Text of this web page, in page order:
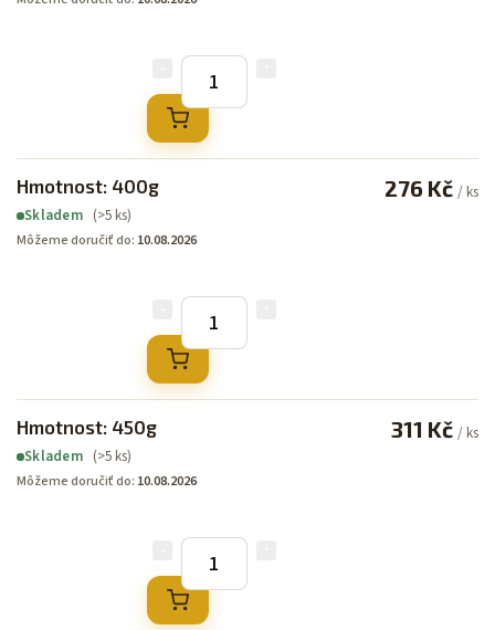
Hmotnost: 400g
Skladem (>5 ks)
Môžeme doručiť do: 10.08.2026
276 Kč / ks
Hmotnost: 450g
Skladem (>5 ks)
Môžeme doručiť do: 10.08.2026
311 Kč / ks